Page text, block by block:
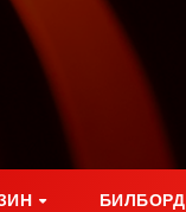
БИЛБОРД